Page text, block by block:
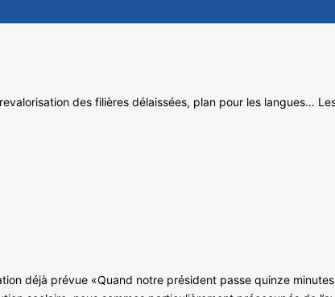
des filières délaissées, plan pour les langues…
déjà prévue «Quand notre président passe quinze